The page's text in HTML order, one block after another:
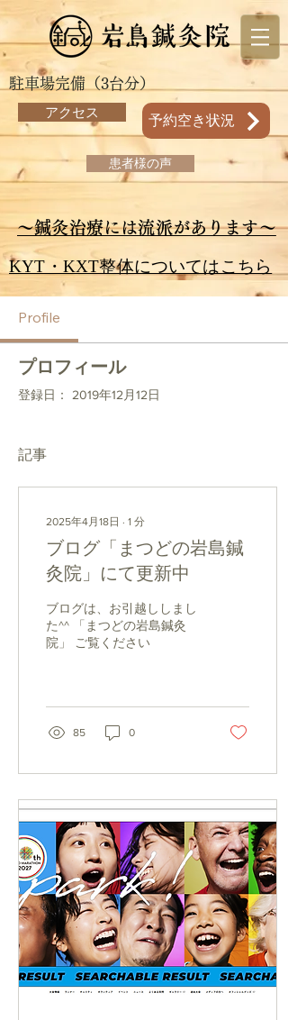
駐車場完備（3台分）
アクセス
予約空き状況
患者様の声
～鍼灸治療には流派があります～
KYT・KXT整体についてはこちら
Profile
プロフィール
登録日： 2019年12月12日
記事
2025年4月18日 ∙ 1 分
ブログ「まつどの岩島鍼
灸院」にて更新中
ブログは、お引越ししまし
た^^ 「まつどの岩島鍼灸
院」 ご覧ください
85 0